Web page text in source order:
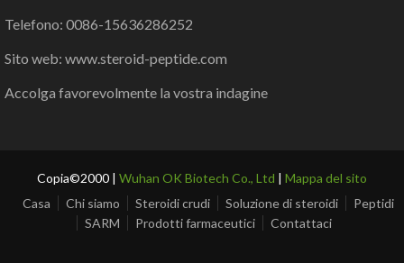
Telefono: 0086-15636286252
Sito web: www.steroid-peptide.com
Accolga favorevolmente la vostra indagine
Copia©2000 | Wuhan OK Biotech Co., Ltd | Mappa del sito
Casa
Chi siamo Steroidi crudi Soluzione di steroidi
Peptidi
SARM
Prodotti farmaceutici Contattaci